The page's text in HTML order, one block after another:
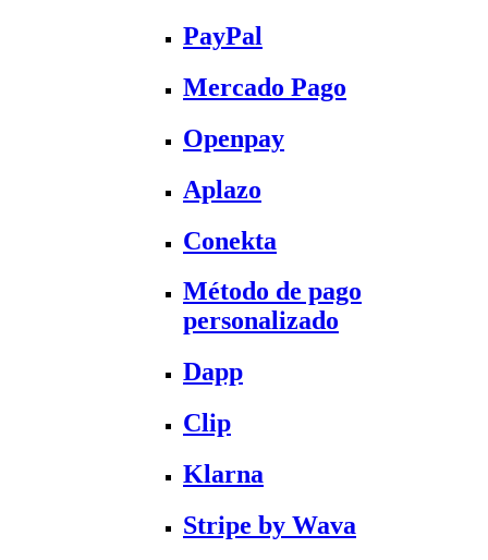
PayPal
Mercado Pago
Openpay
Aplazo
Conekta
Método de pago
personalizado
Dapp
Clip
Klarna
Stripe by Wava